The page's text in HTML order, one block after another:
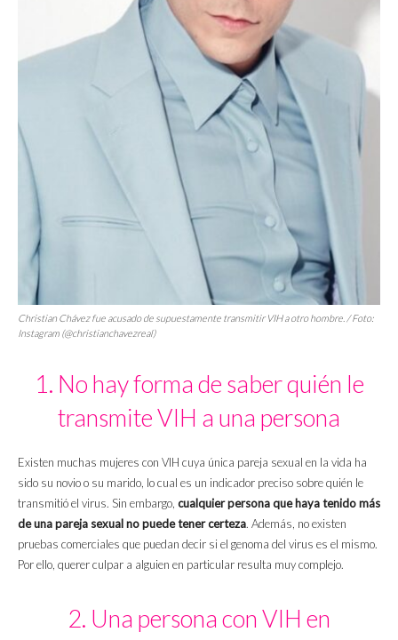
Christian Chávez fue acusado de supuestamente transmitir VIH a otro hombre. / Foto:
Instagram (@christianchavezreal)
1. No hay forma de saber quién le
transmite VIH a una persona
Existen muchas mujeres con VIH cuya única pareja sexual en la vida ha
sido su novio o su marido, lo cual es un indicador preciso sobre quién le
transmitió el virus. Sin embargo, cualquier persona que haya tenido más
de una pareja sexual no puede tener certeza. Además, no existen
pruebas comerciales que puedan decir si el genoma del virus es el mismo.
Por ello, querer culpar a alguien en particular resulta muy complejo.
2. Una persona con VIH en